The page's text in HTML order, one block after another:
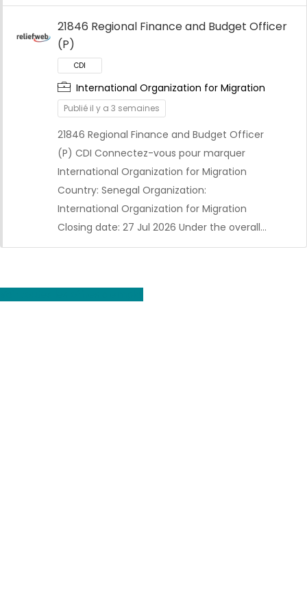
21846 Regional Finance and Budget Officer
(P)
International Organization for Migration
Publié il y a 3 semaines
21846 Regional Finance and Budget Officer
(P) CDI Connectez-vous pour marquer
International Organization for Migration
Country: Senegal Organization:
International Organization for Migration
Closing date: 27 Jul 2026 Under the overall…